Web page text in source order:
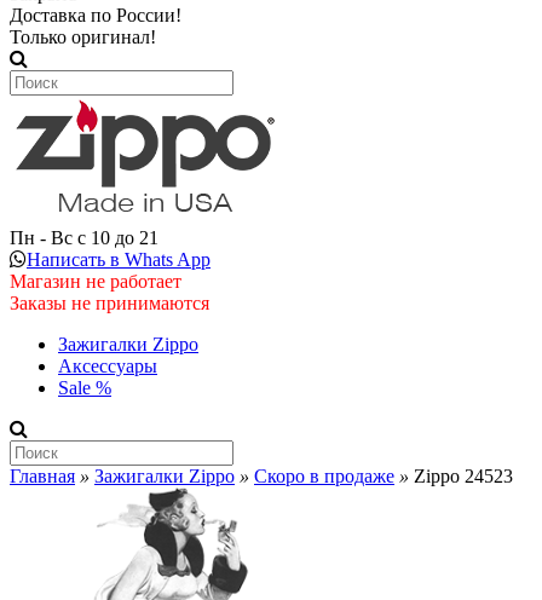
Доставка по России!
Только оригинал!
Пн - Вс с 10 до 21
Написать в Whats App
Магазин не работает
Заказы не принимаются
Зажигалки Zippo
Аксессуары
Sale %
Главная » Зажигалки Zippo » Скоро в продаже » Zippo 24523